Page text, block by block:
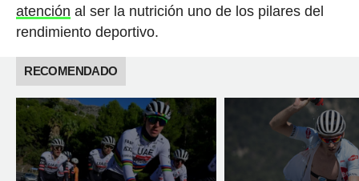
atención al ser la nutrición uno de los pilares del
rendimiento deportivo.
RECOMENDADO